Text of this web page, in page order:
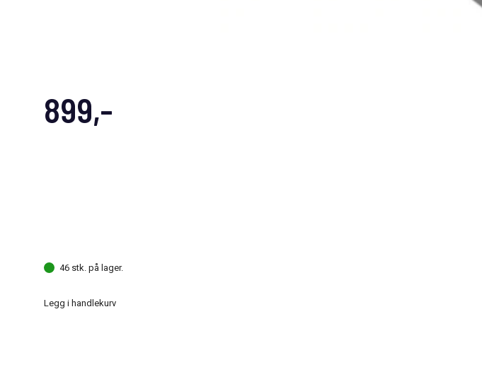
899,-
46 stk. på lager.
Legg i handlekurv